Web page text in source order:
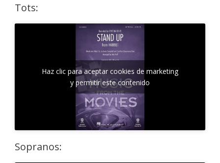
Tots:
Haz clic para aceptar cookies de marketing
y permitir este contenido
Sopranos: